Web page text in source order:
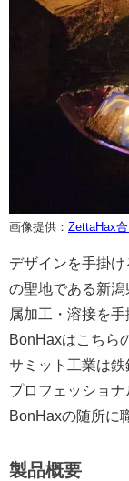
画像提供： ZettaHax
デザインを手掛
の聖地である新
属加工・溶接を手
BonHaxはこちら
サミット工業は
プロフェッショナ
BonHaxの随所に
製品概要